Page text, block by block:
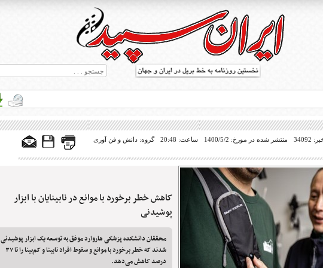
بریل در جهان
منتشر شده در مورخ: 1400/5/2 ساعت: 20:48 گروه: دانش و فن آوری
کاهش خطر برخورد با موانع در نابینایان با ابزار
پوشیدنی
محققان دانشکده پزشکی هاروارد موفق به توسعه یک ابزار پوشیدنی
شدند که خطر برخورد با موانع و سقوط افراد نابینا و کم‌بینا را تا ۳۷
درصد کاهش می‌دهد.